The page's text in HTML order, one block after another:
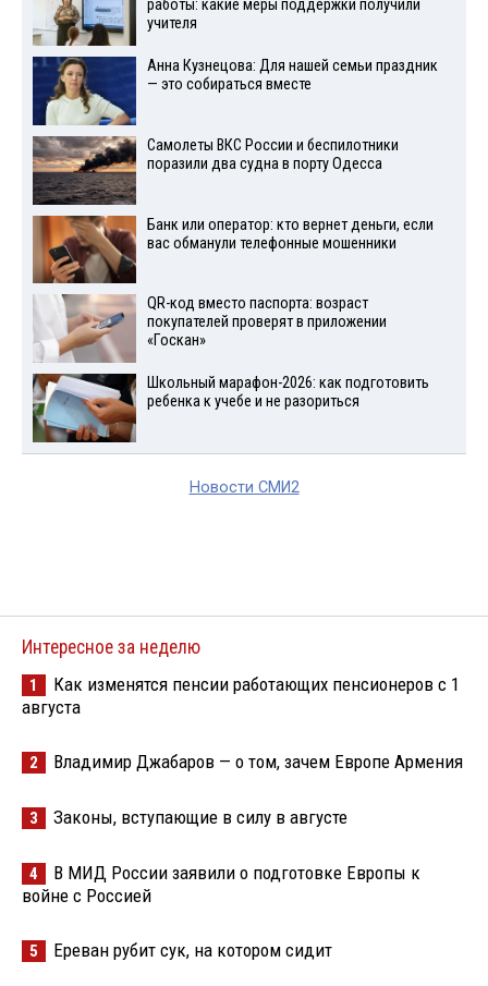
работы: какие меры поддержки получили
учителя
Анна Кузнецова: Для нашей семьи праздник
— это собираться вместе
Самолеты ВКС России и беспилотники
поразили два судна в порту Одесса
Банк или оператор: кто вернет деньги, если
вас обманули телефонные мошенники
QR-код вместо паспорта: возраст
покупателей проверят в приложении
«Госкан»
Школьный марафон-2026: как подготовить
ребенка к учебе и не разориться
Новости СМИ2
Интересное за неделю
1
Как изменятся пенсии работающих пенсионеров с 1
августа
2 Владимир Джабаров — о том, зачем Европе Армения
3 Законы, вступающие в силу в августе
4
В МИД России заявили о подготовке Европы к
войне с Россией
5 Ереван рубит сук, на котором сидит